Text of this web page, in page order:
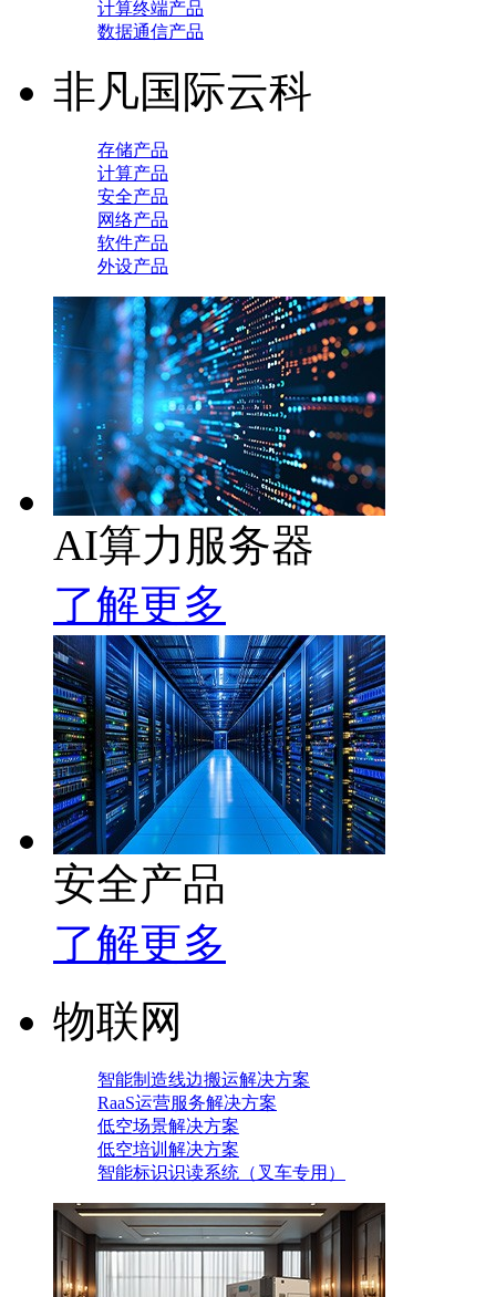
计算终端产品
数据通信产品
非凡国际云科
存储产品
计算产品
安全产品
网络产品
软件产品
外设产品
AI算力服务器
了解更多
安全产品
了解更多
物联网
智能制造线边搬运解决方案
RaaS运营服务解决方案
低空场景解决方案
低空培训解决方案
智能标识识读系统（叉车专用）